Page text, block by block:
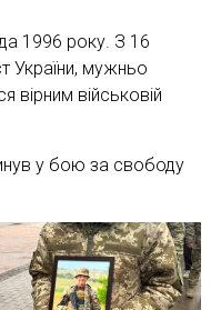
1996 року. З 16
України, мужньо
вірним військовій
у бою за свободу